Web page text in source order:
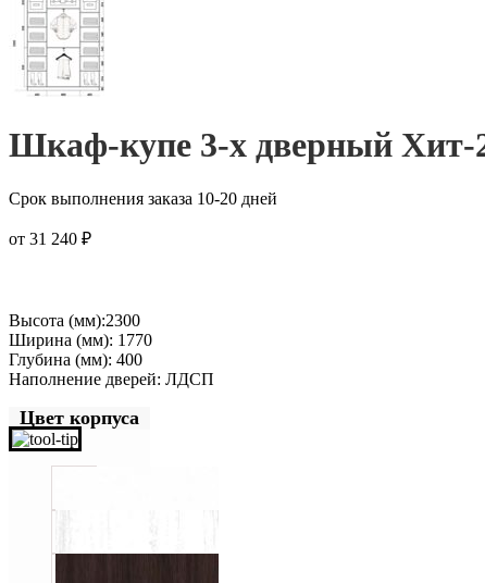
Шкаф-купе 3-х дверный Хит-
Срок выполнения заказа 10-20 дней
от 31 240 ₽
Высота (мм):2300
Ширина (мм): 1770
Глубина (мм): 400
Наполнение дверей: ЛДСП
Цвет корпуса